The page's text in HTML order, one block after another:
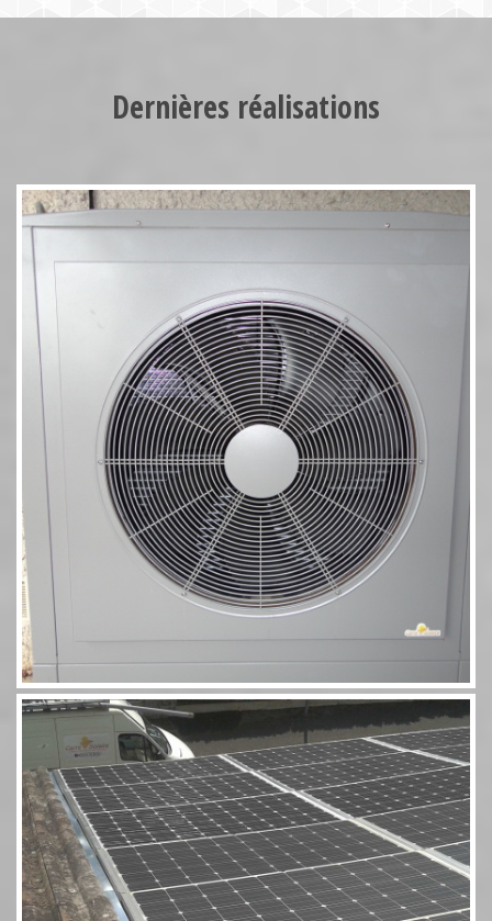
Dernières réalisations
Photovoltaïque Rivsol 5,8 couplé